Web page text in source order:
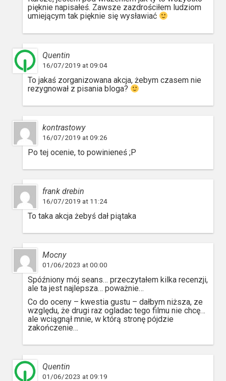
pięknie napisałeś. Zawsze zazdrościłem ludziom
umiejącym tak pięknie się wysławiać
Quentin
16/07/2019 at 09:04
To jakaś zorganizowana akcja, żebym czasem nie
rezygnował z pisania bloga?
kontrastowy
16/07/2019 at 09:26
Po tej ocenie, to powinieneś ;P
frank drebin
16/07/2019 at 11:24
To taka akcja żebyś dał piątaka
Mocny
01/06/2023 at 00:00
Spóźniony mój seans… przeczytałem kilka recenzji,
ale ta jest najlepsza… poważnie…
Co do oceny – kwestia gustu – dałbym niższa, ze
względu, że drugi raz ogladac tego filmu nie chcę…
ale wciągnął mnie, w którą stronę pójdzie
zakończenie…
Quentin
01/06/2023 at 09:19